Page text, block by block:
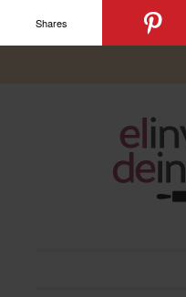
Shares